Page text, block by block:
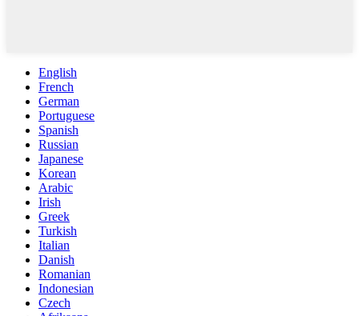
English
French
German
Portuguese
Spanish
Russian
Japanese
Korean
Arabic
Irish
Greek
Turkish
Italian
Danish
Romanian
Indonesian
Czech